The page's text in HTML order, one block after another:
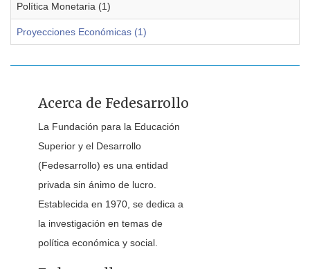
Política Monetaria (1)
Proyecciones Económicas (1)
Acerca de Fedesarrollo
La Fundación para la Educación
Superior y el Desarrollo
(Fedesarrollo) es una entidad
privada sin ánimo de lucro.
Establecida en 1970, se dedica a
la investigación en temas de
política económica y social.